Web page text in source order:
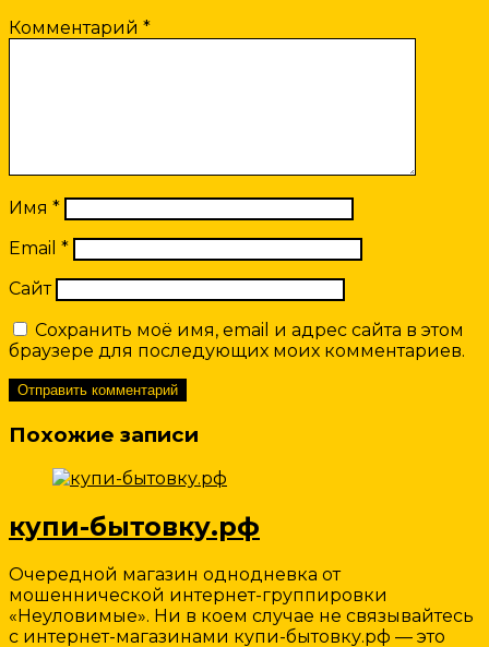
Комментарий *
Имя *
Email *
Сайт
Сохранить моё имя, email и адрес сайта в этом
браузере для последующих моих комментариев.
Похожие записи
купи-бытовку.рф
Очередной магазин однодневка от
мошеннической интернет-группировки
«Неуловимые». Ни в коем случае не связывайтесь
с интернет-магазинами купи-бытовку.рф — это